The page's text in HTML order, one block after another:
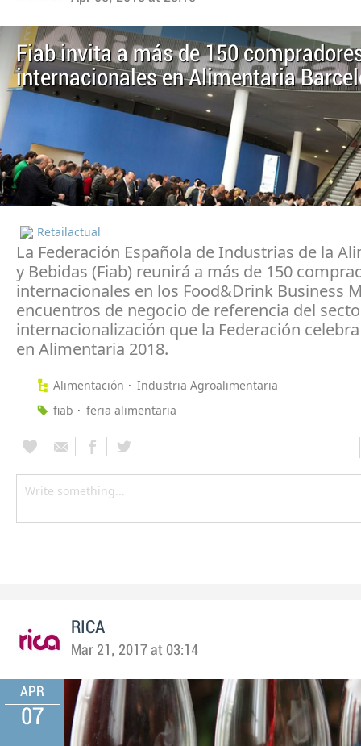
Fiab invita a más de 150
internacionales en Alimentaria
Retailactual
La Federación Española de Industrias de la
y Bebidas (Fiab) reunirá a más de 150
internacionales en los Food&Drink Business
encuentros de negocio de referencia del
internacionalización que la Federación celebra
en Alimentaria 2018.
Alimentación
Industria Agroalimentaria
fiab
feria alimentaria
RICA
Mar 21, 2017 at 03:14
APR
07